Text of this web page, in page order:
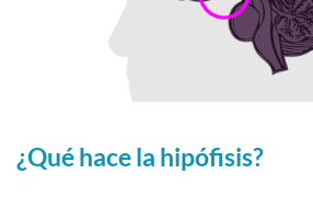
¿Qué hace la hipófisis?